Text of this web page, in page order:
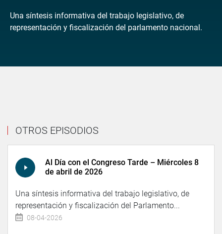
Una síntesis informativa del trabajo legislativo, de
representación y fiscalización del parlamento nacional.
OTROS EPISODIOS
Al Día con el Congreso Tarde – Miércoles 8
de abril de 2026
Una síntesis informativa del trabajo legislativo, de
representación y fiscalización del Parlamento...
08-04-2026